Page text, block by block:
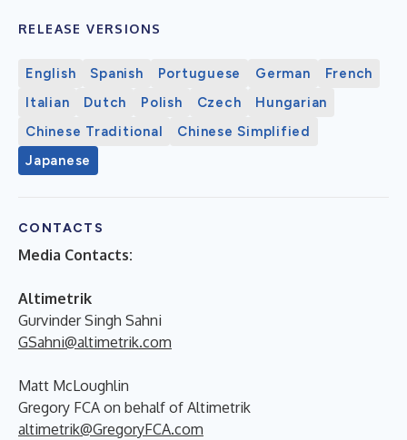
RELEASE VERSIONS
English Spanish Portuguese German
French
Italian
Dutch Polish Czech
Hungarian
Chinese Traditional
Chinese Simplified
Japanese
CONTACTS
Media Contacts:
Altimetrik
Gurvinder Singh Sahni
GSahni@altimetrik.com
Matt McLoughlin
Gregory FCA on behalf of Altimetrik
altimetrik@GregoryFCA.com